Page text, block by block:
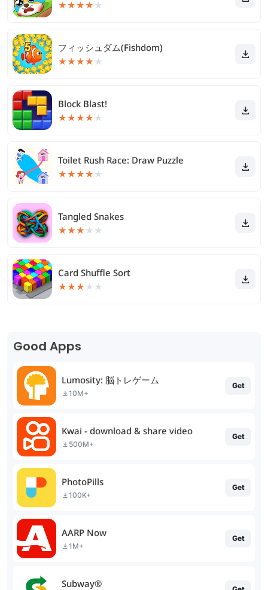
★★★★ ★
フィッシュダム(Fishdom)
★★★★ ★
Block Blast!
★★★★ ★
Toilet Rush Race: Draw Puzzle
★★★★ ★
Tangled Snakes
★★★ ★ ★
Card Shuffle Sort
★★★ ★ ★
Good Apps
Lumosity: 脳トレゲーム
10M+
Get
Kwai - download & share video
500M+
Get
PhotoPills
100K+
Get
AARP Now
1M+
Get
Subway®